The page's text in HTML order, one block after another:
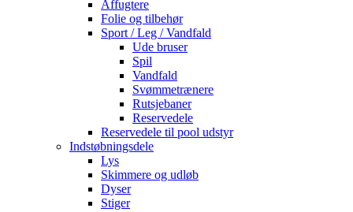
Affugtere
Folie og tilbehør
Sport / Leg / Vandfald
Ude bruser
Spil
Vandfald
Svømmetrænere
Rutsjebaner
Reservedele
Reservedele til pool udstyr
Indstøbningsdele
Lys
Skimmere og udløb
Dyser
Stiger